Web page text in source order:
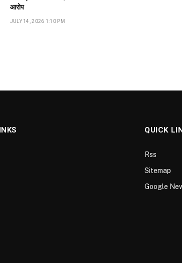
आरोप
JULY 14, 2026 1:10 PM
QUICK
Rss
Sitemap
Google